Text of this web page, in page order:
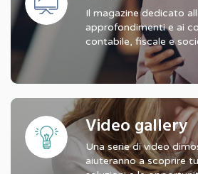
Il magazine dedicato
approfondimenti e ai
contabile, fiscale e
Video gallery
Una serie di video
aiuteranno a scoprire